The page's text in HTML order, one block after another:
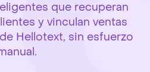
que recuperan
y vinculan ventas
Hellotext, sin esfuerzo